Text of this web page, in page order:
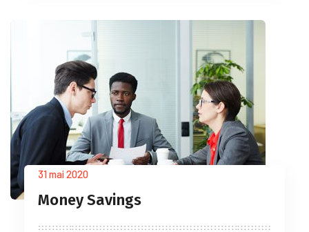
31 mai 2020
Money Savings